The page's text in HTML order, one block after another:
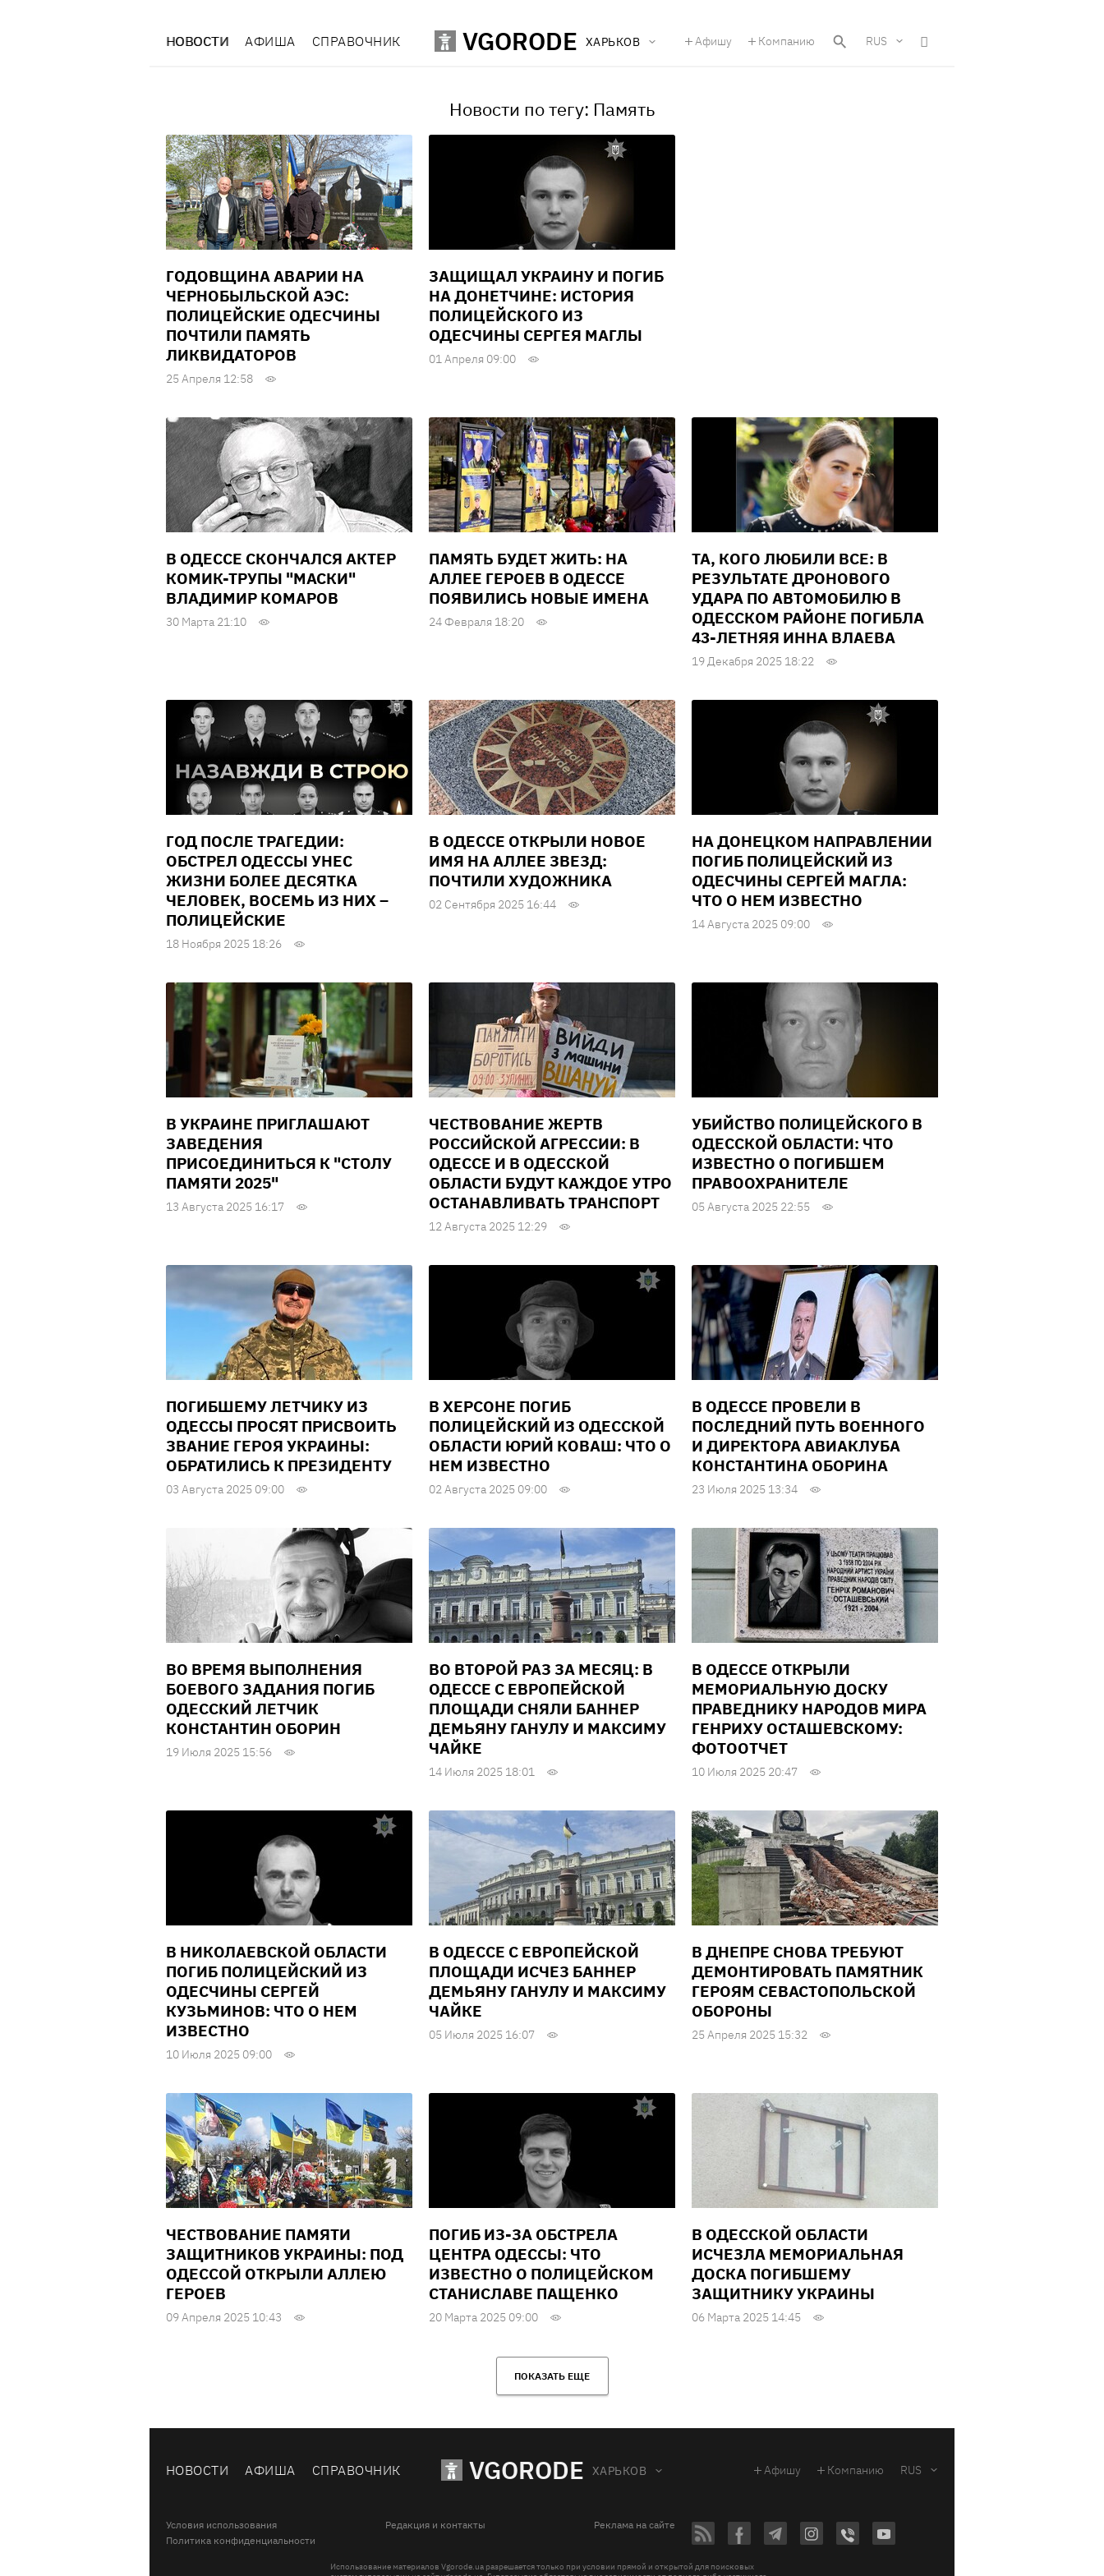
НОВОСТИ АФИША СПРАВОЧНИК VGORODE ХАРЬКОВ Афишу Компанию RUS
Новости по тегу: Память
ГОДОВЩИНА АВАРИИ НА
ЧЕРНОБЫЛЬСКОЙ АЭС:
ПОЛИЦЕЙСКИЕ ОДЕСЧИНЫ
ПОЧТИЛИ ПАМЯТЬ
ЛИКВИДАТОРОВ
25 Апреля 12:58
ЗАЩИЩАЛ УКРАИНУ И ПОГИБ
НА ДОНЕТЧИНЕ: ИСТОРИЯ
ПОЛИЦЕЙСКОГО ИЗ
ОДЕСЧИНЫ СЕРГЕЯ МАГЛЫ
01 Апреля 09:00
В ОДЕССЕ СКОНЧАЛСЯ АКТЕР
КОМИК-ТРУПЫ "МАСКИ"
ВЛАДИМИР КОМАРОВ
30 Марта 21:10
ПАМЯТЬ БУДЕТ ЖИТЬ: НА
АЛЛЕЕ ГЕРОЕВ В ОДЕССЕ
ПОЯВИЛИСЬ НОВЫЕ ИМЕНА
24 Февраля 18:20
ТА, КОГО ЛЮБИЛИ ВСЕ: В
РЕЗУЛЬТАТЕ ДРОНОВОГО
УДАРА ПО АВТОМОБИЛЮ В
ОДЕССКОМ РАЙОНЕ ПОГИБЛА
43-ЛЕТНЯЯ ИННА ВЛАЕВА
19 Декабря 2025 18:22
ГОД ПОСЛЕ ТРАГЕДИИ:
ОБСТРЕЛ ОДЕССЫ УНЕС
ЖИЗНИ БОЛЕЕ ДЕСЯТКА
ЧЕЛОВЕК, ВОСЕМЬ ИЗ НИХ –
ПОЛИЦЕЙСКИЕ
18 Ноября 2025 18:26
В ОДЕССЕ ОТКРЫЛИ НОВОЕ
ИМЯ НА АЛЛЕЕ ЗВЕЗД:
ПОЧТИЛИ ХУДОЖНИКА
02 Сентября 2025 16:44
НА ДОНЕЦКОМ НАПРАВЛЕНИИ
ПОГИБ ПОЛИЦЕЙСКИЙ ИЗ
ОДЕСЧИНЫ СЕРГЕЙ МАГЛА:
ЧТО О НЕМ ИЗВЕСТНО
14 Августа 2025 09:00
В УКРАИНЕ ПРИГЛАШАЮТ
ЗАВЕДЕНИЯ
ПРИСОЕДИНИТЬСЯ К "СТОЛУ
ПАМЯТИ 2025"
13 Августа 2025 16:17
ЧЕСТВОВАНИЕ ЖЕРТВ
РОССИЙСКОЙ АГРЕССИИ: В
ОДЕССЕ И В ОДЕССКОЙ
ОБЛАСТИ БУДУТ КАЖДОЕ УТРО
ОСТАНАВЛИВАТЬ ТРАНСПОРТ
12 Августа 2025 12:29
УБИЙСТВО ПОЛИЦЕЙСКОГО В
ОДЕССКОЙ ОБЛАСТИ: ЧТО
ИЗВЕСТНО О ПОГИБШЕМ
ПРАВООХРАНИТЕЛЕ
05 Августа 2025 22:55
ПОГИБШЕМУ ЛЕТЧИКУ ИЗ
ОДЕССЫ ПРОСЯТ ПРИСВОИТЬ
ЗВАНИЕ ГЕРОЯ УКРАИНЫ:
ОБРАТИЛИСЬ К ПРЕЗИДЕНТУ
03 Августа 2025 09:00
В ХЕРСОНЕ ПОГИБ
ПОЛИЦЕЙСКИЙ ИЗ ОДЕССКОЙ
ОБЛАСТИ ЮРИЙ КОВАШ: ЧТО О
НЕМ ИЗВЕСТНО
02 Августа 2025 09:00
В ОДЕССЕ ПРОВЕЛИ В
ПОСЛЕДНИЙ ПУТЬ ВОЕННОГО
И ДИРЕКТОРА АВИАКЛУБА
КОНСТАНТИНА ОБОРИНА
23 Июля 2025 13:34
ВО ВРЕМЯ ВЫПОЛНЕНИЯ
БОЕВОГО ЗАДАНИЯ ПОГИБ
ОДЕССКИЙ ЛЕТЧИК
КОНСТАНТИН ОБОРИН
19 Июля 2025 15:56
ВО ВТОРОЙ РАЗ ЗА МЕСЯЦ: В
ОДЕССЕ С ЕВРОПЕЙСКОЙ
ПЛОЩАДИ СНЯЛИ БАННЕР
ДЕМЬЯНУ ГАНУЛУ И МАКСИМУ
ЧАЙКЕ
14 Июля 2025 18:01
В ОДЕССЕ ОТКРЫЛИ
МЕМОРИАЛЬНУЮ ДОСКУ
ПРАВЕДНИКУ НАРОДОВ МИРА
ГЕНРИХУ ОСТАШЕВСКОМУ:
ФОТООТЧЕТ
10 Июля 2025 20:47
В НИКОЛАЕВСКОЙ ОБЛАСТИ
ПОГИБ ПОЛИЦЕЙСКИЙ ИЗ
ОДЕСЧИНЫ СЕРГЕЙ
КУЗЬМИНОВ: ЧТО О НЕМ
ИЗВЕСТНО
10 Июля 2025 09:00
В ОДЕССЕ С ЕВРОПЕЙСКОЙ
ПЛОЩАДИ ИСЧЕЗ БАННЕР
ДЕМЬЯНУ ГАНУЛУ И МАКСИМУ
ЧАЙКЕ
05 Июля 2025 16:07
В ДНЕПРЕ СНОВА ТРЕБУЮТ
ДЕМОНТИРОВАТЬ ПАМЯТНИК
ГЕРОЯМ СЕВАСТОПОЛЬСКОЙ
ОБОРОНЫ
25 Апреля 2025 15:32
ЧЕСТВОВАНИЕ ПАМЯТИ
ЗАЩИТНИКОВ УКРАИНЫ: ПОД
ОДЕССОЙ ОТКРЫЛИ АЛЛЕЮ
ГЕРОЕВ
09 Апреля 2025 10:43
ПОГИБ ИЗ-ЗА ОБСТРЕЛА
ЦЕНТРА ОДЕССЫ: ЧТО
ИЗВЕСТНО О ПОЛИЦЕЙСКОМ
СТАНИСЛАВЕ ПАЩЕНКО
20 Марта 2025 09:00
В ОДЕССКОЙ ОБЛАСТИ
ИСЧЕЗЛА МЕМОРИАЛЬНАЯ
ДОСКА ПОГИБШЕМУ
ЗАЩИТНИКУ УКРАИНЫ
06 Марта 2025 14:45
ПОКАЗАТЬ ЕЩЕ
НОВОСТИ АФИША СПРАВОЧНИК VGORODE ХАРЬКОВ Афишу Компанию RUS
Условия использования Редакция и контакты
Реклама на сайте
Политика конфиденциальности
Использование материалов Vgorode.ua разрешается только при условии прямой и открытой для поисковых